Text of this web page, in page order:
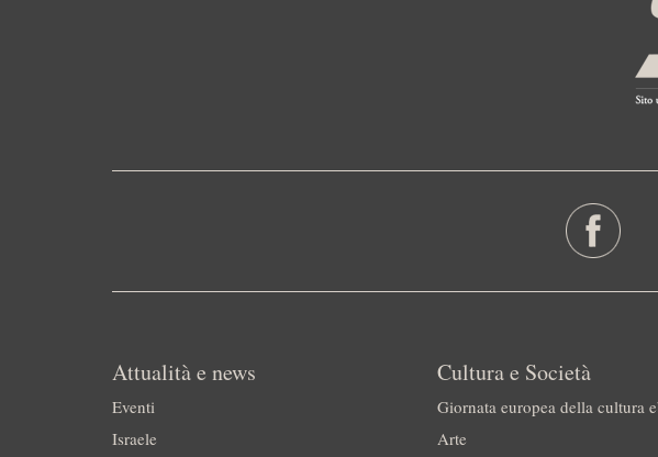
Attualità e news
Eventi
Israele
Cultura e Società
Giornata europea della cultura
Arte